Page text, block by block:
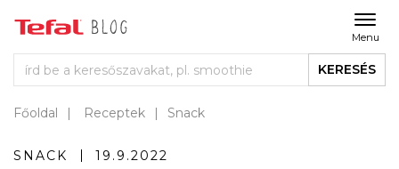
Menu
KERESÉS
Főoldal Receptek Snack
SNACK 19.9.2022